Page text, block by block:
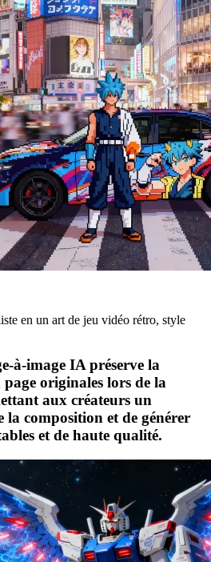
en un art de jeu vidéo rétro, style
à-image IA préserve la
originales lors de la
aux créateurs un
la composition et de générer
et de haute qualité.